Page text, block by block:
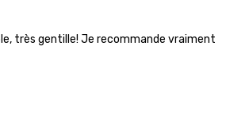
très gentille! Je recommande vraiment